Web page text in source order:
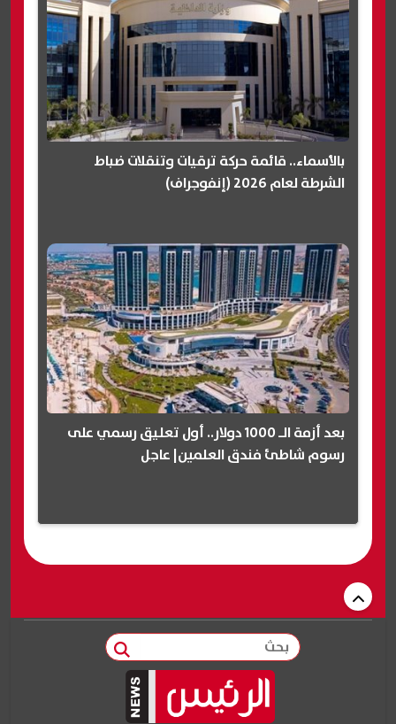
بالأسماء.. قائمة حركة ترقيات وتنقلات ضباط
الشرطة لعام 2026 (إنفوجراف)
بعد أزمة الـ 1000 دولار.. أول تعليق رسمي على
رسوم شاطئ فندق العلمين| عاجل
بحث